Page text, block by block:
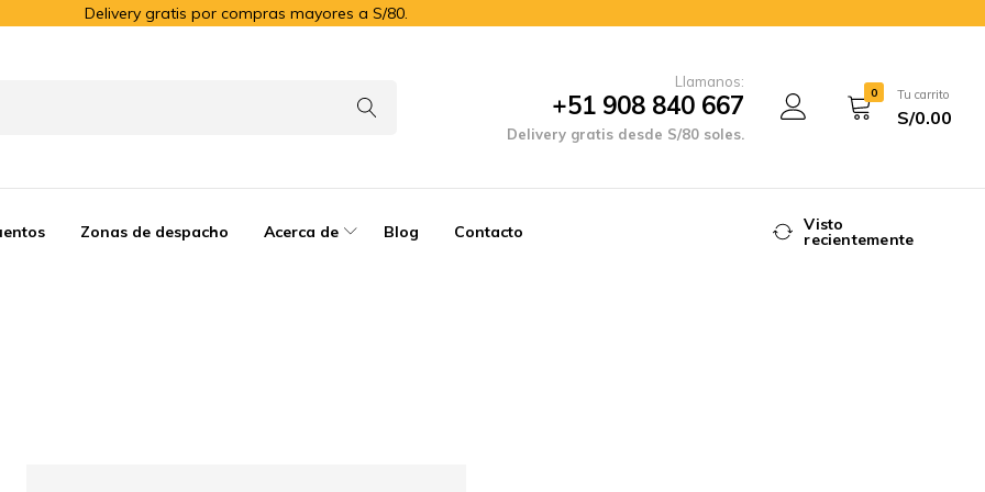
Delivery gratis por compras mayores a S/80.
Llamanos:
+51 908 840 667
Delivery gratis desde S/80 soles.
0 Tu carrito
S/0.00
Zonas de despacho Acerca de Blog Contacto Visto
recientemente